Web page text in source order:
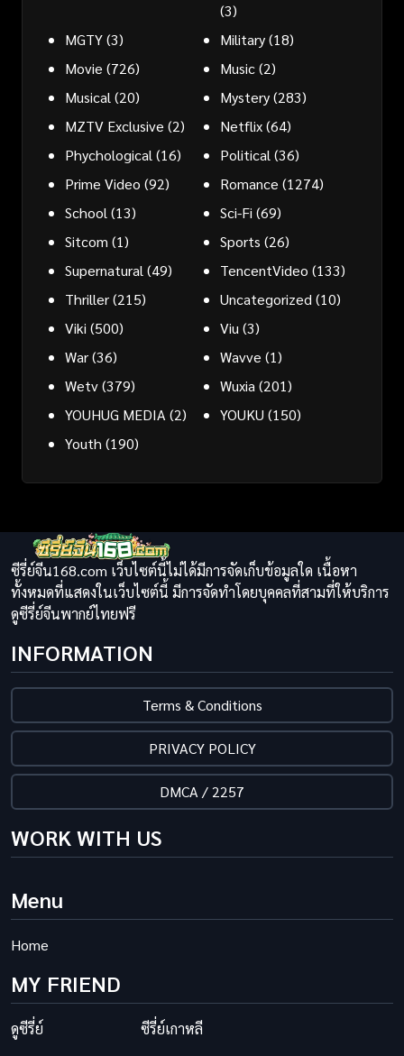
(3)
MGTY(3) Military(18)
Movie (726) Music(2)
Musical(20) Mystery(283)
MZTV Exclusive (2) Netflix(64)
Phychological(16) Political(36)
Prime Video (92) Romance (1274)
School(13) Sci-Fi (69)
Sitcom (1) Sports (26)
Supernatural(49) TencentVideo (133)
Thriller(215) Uncategorized(10)
Viki (500) Viu(3)
War(36) Wavve (1)
Wetv(379) Wuxia(201)
YOUHUG MEDIA(2) YOUKU (150)
Youth (190)
ซีรี่ย์จีน168.com เว็บไซต์นี้ไม่ได้มีการจัดเก็บข้อมูลใด เนื้อหา
ทั้งหมดที่แสดงในเว็บไซต์นี้ มีการจัดทำโดยบุคคลที่สามที่ให้บริการ
ดูซีรี่ย์จีนพากย์ไทยฟรี
INFORMATION
Terms & Conditions
PRIVACY POLICY
DMCA / 2257
WORK WITH US
Menu
Home
MY FRIEND
ดูซีรี่ย์ ซีรี่ย์เกาหลี